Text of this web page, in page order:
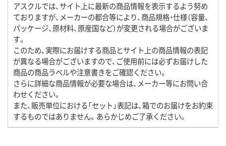
アスクルでは、サイト上に最新の商品情報を表示するよう努め
ておりますが、メーカーの都合等により、商品規格・仕様（容量、
パッケージ、原材料、原産国など）が変更される場合がございま
す。
このため、実際にお届けする商品とサイト上の商品情報の表記
が異なる場合がございますので、ご使用前には必ずお届けした
商品の商品ラベルや注意書きをご確認ください。
さらに詳細な商品情報が必要な場合は、メーカー等にお問い合
わせください。
また、販売単位における「セット」表記は、箱でのお届けをお約束
するものではありません。あらかじめご了承ください。